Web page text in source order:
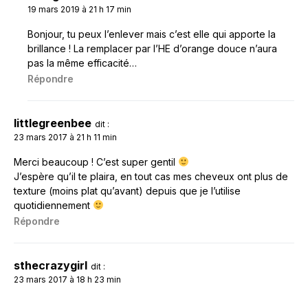
19 mars 2019 à 21 h 17 min
Bonjour, tu peux l’enlever mais c’est elle qui apporte la
brillance ! La remplacer par l’HE d’orange douce n’aura
pas la même efficacité…
Répondre
littlegreenbee dit :
23 mars 2017 à 21 h 11 min
Merci beaucoup ! C’est super gentil
J’espère qu’il te plaira, en tout cas mes cheveux ont plus de
texture (moins plat qu’avant) depuis que je l’utilise
quotidiennement
Répondre
sthecrazygirl dit :
23 mars 2017 à 18 h 23 min